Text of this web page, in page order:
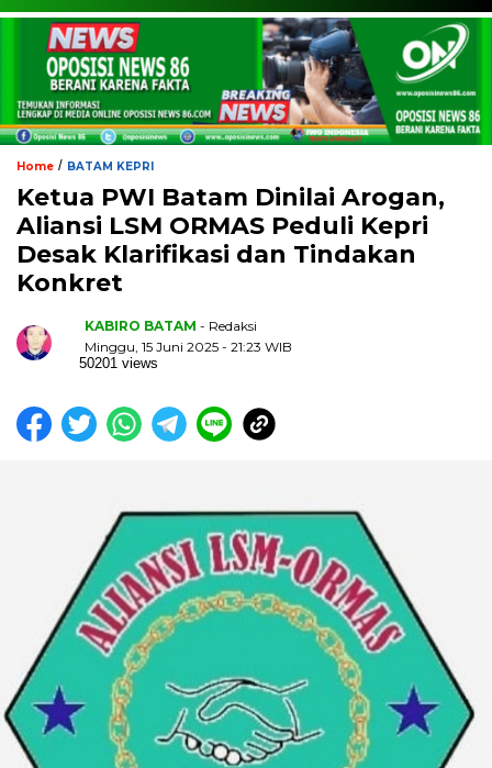
Home / BATAM KEPRI
Ketua PWI Batam Dinilai Arogan,
Aliansi LSM ORMAS Peduli Kepri
Desak Klarifikasi dan Tindakan
Konkret
KABIRO BATAM - Redaksi
Minggu, 15 Juni 2025 - 21:23 WIB
50201 views